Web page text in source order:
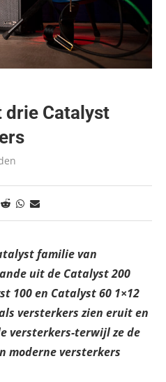
drie Catalyst
familie van
uit de Catalyst 200
100 en Catalyst 60 1×12
versterkers zien eruit en
versterkers-terwijl ze de
moderne versterkers